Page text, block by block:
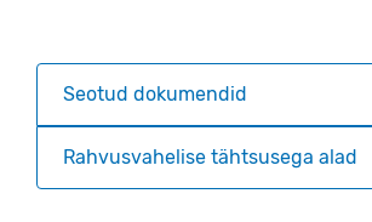
Seotud dokumendid
Rahvusvahelise tähtsusega alad